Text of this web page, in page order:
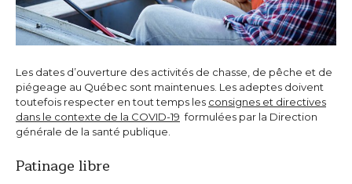
Les dates d’ouverture des activités de chasse, de pêche et de
piégeage au Québec sont maintenues. Les adeptes doivent
toutefois respecter en tout temps les consignes et directives
dans le contexte de la COVID-19 formulées par la Direction
générale de la santé publique.
Patinage libre